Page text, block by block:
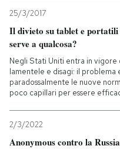
25/3/2017
Il divieto su tablet e portatili
serve a qualcosa?
Negli Stati Uniti entra in vigore
lamentele e disagi: il problema
paradossalmente le nuove
poco capillari per essere
2/3/2022
Anonymous contro la Russia